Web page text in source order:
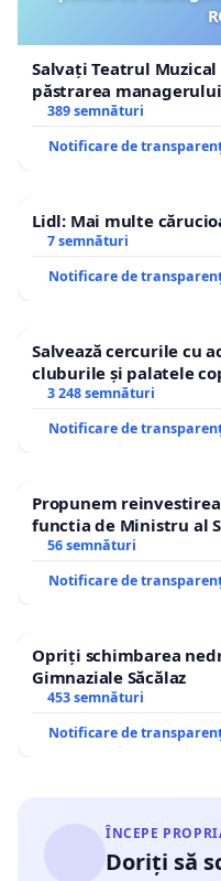
Salvați Teatrul
păstrarea
ROGOJAN
389 semnături
Notificare de
Lidl: Mai multe
7 semnături
Notificare de
Salvează cercurile cu
cluburile și palatele
3 248 semnături
Notificare de
Propunem
functia de Ministru al
56 semnături
Notificare de
Opriți schimbarea
Gimnaziale Săcălaz
453 semnături
Notificare de
ÎNCEPE
Doriți să